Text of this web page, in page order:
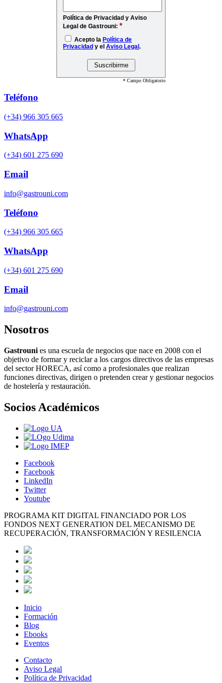
Política de Privacidad y Aviso
Legal de Gastrouni: *
Acepto la Política de
Privacidad y el Aviso Legal.
* Campo Obligatorio
Teléfono
(+34) 966 305 665
WhatsApp
(+34) 601 275 690
Email
info@gastrouni.com
Teléfono
(+34) 966 305 665
WhatsApp
(+34) 601 275 690
Email
info@gastrouni.com
Nosotros
Gastrouni es una escuela de negocios que nace en 2008 con el
objetivo de formar y reciclar a los cargos directivos de las empresas
del sector HORECA, así como a profesionales que realizan
funciones directivas, dirigen o pretenden crear y gestionar negocios
de hostelería y restauración.
Socios Académicos
Facebook
Facebook
LinkedIn
Twitter
Youtube
PROGRAMA KIT DIGITAL FINANCIADO POR LOS
FONDOS NEXT GENERATION DEL MECANISMO DE
RECUPERACIÓN, TRANSFORMACIÓN Y RESILENCIA
Inicio
Formación
Blog
Ebooks
Eventos
Contacto
Aviso Legal
Política de Privacidad